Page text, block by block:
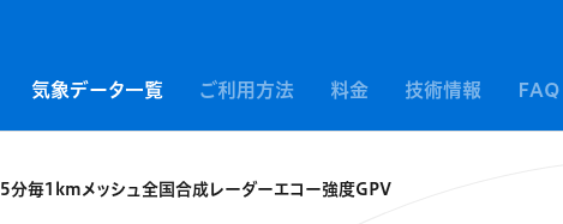
気象データ一覧 ご利用方法 料金 技術情報 FAQ
5分毎1kmメッシュ全国合成レーダーエコー強度GPV